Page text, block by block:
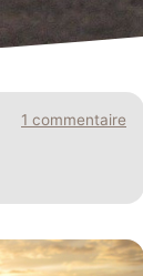
1 commentaire